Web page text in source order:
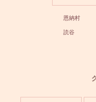
恩納村
読谷